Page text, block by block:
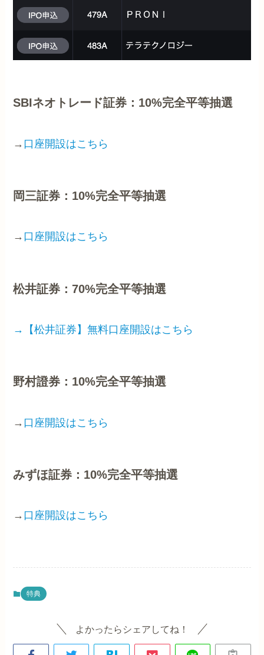
SBIネオトレード証券：10%完全平等抽選
→ 口座開設はこちら
岡三証券：10%完全平等抽選
→ 口座開設はこちら
松井証券：70%完全平等抽選
→【松井証券】無料口座開設はこちら
野村證券：10%完全平等抽選
→ 口座開設はこちら
みずほ証券：10%完全平等抽選
→ 口座開設はこちら
特典
よかったらシェアしてね！